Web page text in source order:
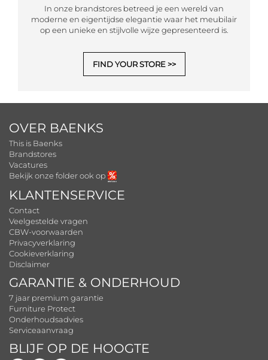
In onze brandstores betreed je een wereld van
moderne en eigentijdse elegantie waar het meubilair
op een unieke en stijlvolle wijze gepresenteerd is.
FIND YOUR STORE
OVER BAENKS
This is Baenks
Brandstores
Vacatures
Bekijk onze folder ook op
KLANTENSERVICE
Contact
Veelgestelde vragen
CBW-voorwaarden
Privacyverklaring
Cookieverklaring
Disclaimer
GARANTIE & ONDERHOUD
7 jaar premium garantie
Furniture Protect
Onderhoudsadvies
Serviceaanvraag
BLIJF OP DE HOOGTE